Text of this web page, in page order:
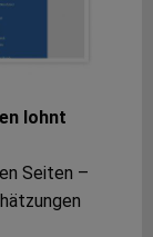
lohnt
Seiten –